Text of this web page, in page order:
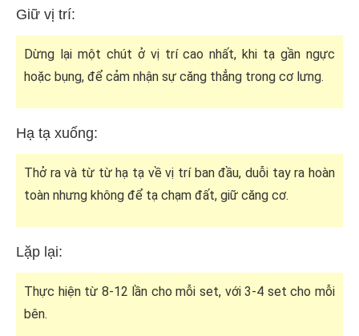
Giữ vị trí:
Dừng lại một chút ở vị trí cao nhất, khi tạ gần ngực
hoặc bụng, để cảm nhận sự căng thẳng trong cơ lưng.
Hạ tạ xuống:
Thở ra và từ từ hạ tạ về vị trí ban đầu, duỗi tay ra hoàn
toàn nhưng không để tạ chạm đất, giữ căng cơ.
Lặp lại:
Thực hiện từ 8-12 lần cho mỗi set, với 3-4 set cho mỗi
bên.